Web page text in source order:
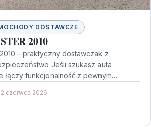
DOSTAWCZE
2010
2010 – praktyczny dostawczak z
Jeśli szukasz auta
funkcjonalność z pewnym
2 czerwca 2026